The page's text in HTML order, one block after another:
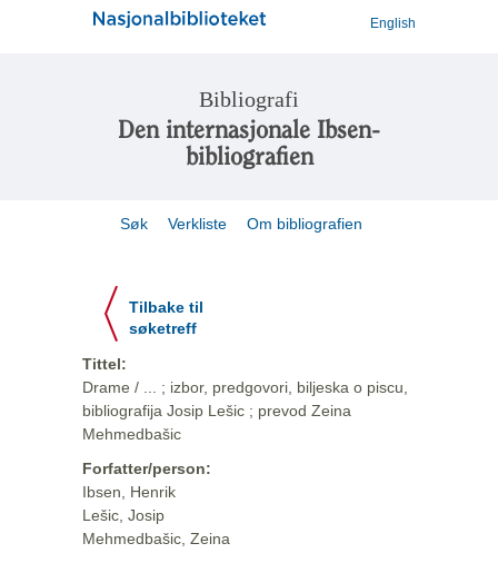
English
Bibliografi
Den internasjonale Ibsen-
bibliografien
Søk Verkliste Om bibliografien
Tilbake til
søketreff
Tittel:
Drame / ... ; izbor, predgovori, biljeska o piscu,
bibliografija Josip Lešic ; prevod Zeina
Mehmedbašic
Forfatter/person:
Ibsen, Henrik
Lešic, Josip
Mehmedbašic, Zeina